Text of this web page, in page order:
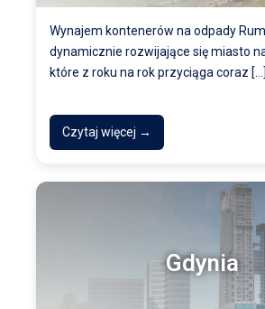
Wynajem kontenerów na odpady
dynamicznie rozwijające się miasto
które z roku na rok przyciąga coraz […]
Czytaj więcej →
Gdynia